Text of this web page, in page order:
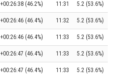
+00:26:38 (46.2%) 11:31 5.2 (53.6%)
+00:26:46 (46.4%) 11:32 5.2 (53.6%)
+00:26:46 (46.4%) 11:33 5.2 (53.6%)
+00:26:47 (46.4%) 11:33 5.2 (53.6%)
+00:26:47 (46.4%) 11:33 5.2 (53.6%)